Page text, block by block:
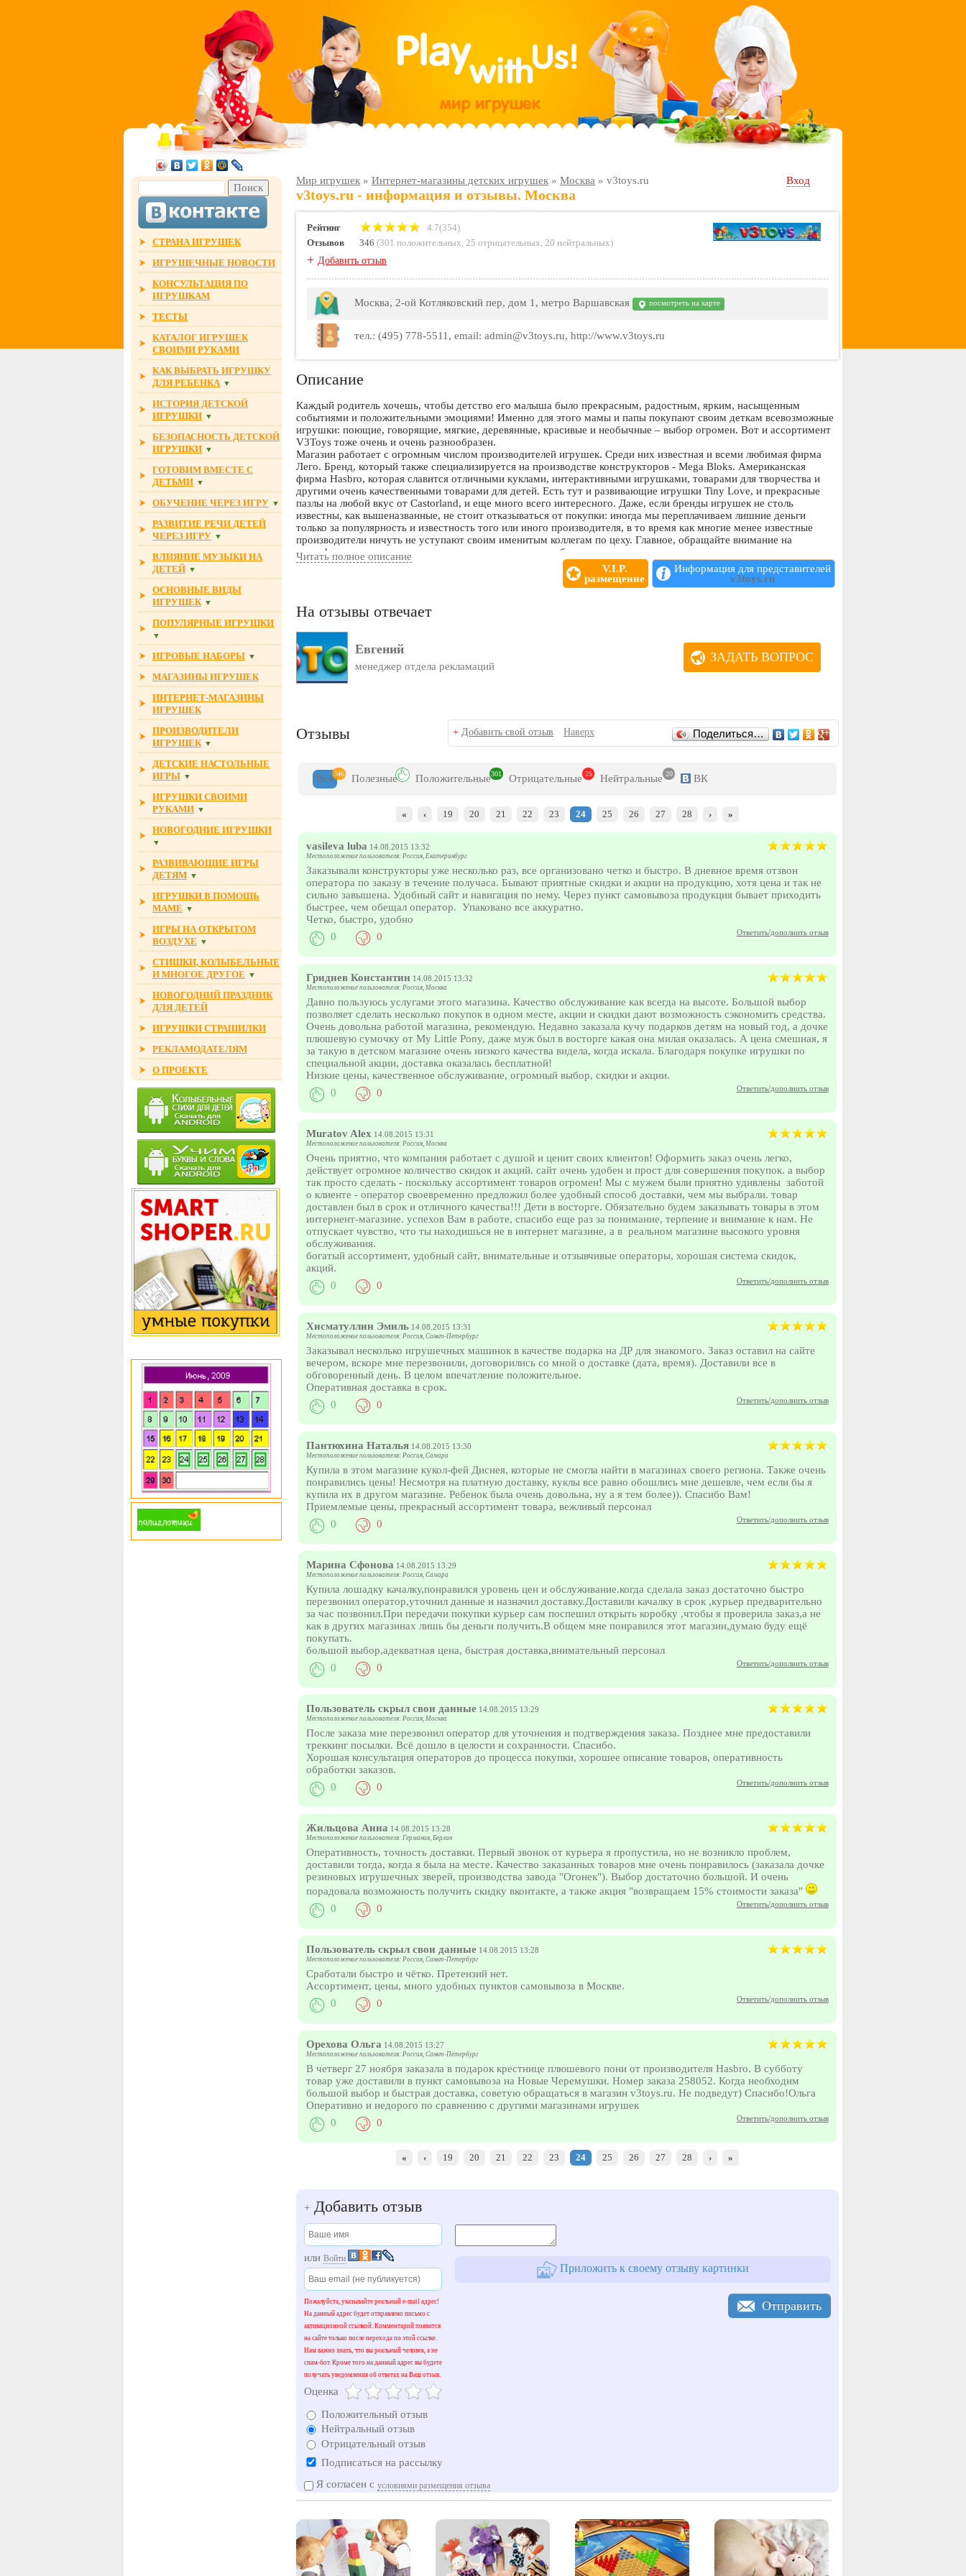
СТРАНА ИГРУШЕК
ИГРУШЕЧНЫЕ НОВОСТИ
КОНСУЛЬТАЦИЯ ПО
ИГРУШКАМ
ТЕСТЫ
КАТАЛОГ ИГРУШЕК
СВОИМИ РУКАМИ
КАК ВЫБРАТЬ ИГРУШКУ
ДЛЯ РЕБЕНКА ▼
ИСТОРИЯ ДЕТСКОЙ
ИГРУШКИ ▼
БЕЗОПАСНОСТЬ ДЕТСКОЙ
ИГРУШКИ ▼
ГОТОВИМ ВМЕСТЕ С
ДЕТЬМИ ▼
ОБУЧЕНИЕ ЧЕРЕЗ ИГРУ ▼
РАЗВИТИЕ РЕЧИ ДЕТЕЙ
ЧЕРЕЗ ИГРУ ▼
ВЛИЯНИЕ МУЗЫКИ НА
ДЕТЕЙ ▼
ОСНОВНЫЕ ВИДЫ
ИГРУШЕК ▼
ПОПУЛЯРНЫЕ ИГРУШКИ
▼
ИГРОВЫЕ НАБОРЫ ▼
МАГАЗИНЫ ИГРУШЕК
ИНТЕРНЕТ-МАГАЗИНЫ
ИГРУШЕК
ПРОИЗВОДИТЕЛИ
ИГРУШЕК ▼
ДЕТСКИЕ НАСТОЛЬНЫЕ
ИГРЫ ▼
ИГРУШКИ СВОИМИ
РУКАМИ ▼
НОВОГОДНИЕ ИГРУШКИ
▼
РАЗВИВАЮЩИЕ ИГРЫ
ДЕТЯМ ▼
ИГРУШКИ В ПОМОЩЬ
МАМЕ ▼
ИГРЫ НА ОТКРЫТОМ
ВОЗДУХЕ ▼
СТИШКИ, КОЛЫБЕЛЬНЫЕ
И МНОГОЕ ДРУГОЕ ▼
НОВОГОДНИЙ ПРАЗДНИК
ДЛЯ ДЕТЕЙ
ИГРУШКИ СТРАШИЛКИ
РЕКЛАМОДАТЕЛЯМ
О ПРОЕКТЕ
Мир игрушек » Интернет-магазины детских игрушек » Москва » v3toys.ru Вход
v3toys.ru - информация и отзывы. Москва
Рейтинг
4.7(354)
Отзывов
346 (301 положительных, 25 отрицательных, 20 нейтральных)
+ Добавить отзыв
Москва, 2-ой Котляковский пер, дом 1, метро Варшавская посмотреть на карте
тел.: (495) 778-5511, email: admin@v3toys.ru, http://www.v3toys.ru
Описание
Каждый родитель хочешь, чтобы детство его малыша было прекрасным, радостным, ярким, насыщенным
событиями и положительными эмоциями! Именно для этого мамы и папы покупают своим деткам всевозможные
игрушки: поющие, говорящие, мягкие, деревянные, красивые и необычные – выбор огромен. Вот и ассортимент
V3Toys тоже очень и очень разнообразен.
Магазин работает с огромным числом производителей игрушек. Среди них известная и всеми любимая фирма
Лего. Бренд, который также специализируется на производстве конструкторов - Mega Bloks. Американская
фирма Hasbro, которая славится отличными куклами, интерактивными игрушками, товарами для творчества и
другими очень качественными товарами для детей. Есть тут и развивающие игрушки Tiny Love, и прекрасные
пазлы на любой вкус от Castorland, и еще много всего интересного. Даже, если бренды игрушек не столь
известны, как вышеназванные, не стоит отказываться от покупки: иногда мы переплачиваем лишние деньги
только за популярность и известность того или иного производителя, в то время как многие менее известные
производители ничуть не уступают своим именитым коллегам по цеху. Главное, обращайте внимание на
сертификаты качества покупаемого товара, и тогда все будет в порядке.
В магазине очень часто проходят акции, особенно в преддверии праздников и значимых событий, старайтесь
следить за ними, ведь они помогу значительно сэкономить.
Магазин предоставляет покупателям возможность забрать товар самостоятельно или воспользоваться доставкой.
возникают сложности. Всегда уточняйте время доставки товара, учитывайте, что перед праздниками может
Читать полное описание
V.I.P.
размещение
Информация для представителей
v3toys.ru
На отзывы отвечает
Евгений
менеджер отдела рекламаций
ЗАДАТЬ ВОПРОС
Отзывы + Добавить свой отзыв Наверх Поделиться…
Все346 Полезные Положительные301 Отрицательные 25 Нейтральные 20 ВК
« ‹ 19 20 21 22 23 24 25 26 27 28 › »
vasileva luba 14.08.2015 13:32
Местоположение пользователя: Россия, Екатеринбург
Заказывали конструкторы уже несколько раз, все организовано четко и быстро. В дневное время отзвон
оператора по заказу в течение получаса. Бывают приятные скидки и акции на продукцию, хотя цена и так не
сильно завышена. Удобный сайт и навигация по нему. Через пункт самовывоза продукция бывает приходить
быстрее, чем обещал оператор. Упаковано все аккуратно.
Четко, быстро, удобно
Ответить/дополнить отзыв
0 0
Гриднев Константин 14.08.2015 13:32
Местоположение пользователя: Россия, Москва
Давно пользуюсь услугами этого магазина. Качество обслуживание как всегда на высоте. Большой выбор
позволяет сделать несколько покупок в одном месте, акции и скидки дают возможность сэкономить средства.
Очень довольна работой магазина, рекомендую. Недавно заказала кучу подарков детям на новый год, а дочке
плюшевую сумочку от My Little Pony, даже муж был в восторге какая она милая оказалась. А цена смешная, я
за такую в детском магазине очень низкого качества видела, когда искала. Благодаря покупке игрушки по
специальной акции, доставка оказалась бесплатной!
Низкие цены, качественное обслуживание, огромный выбор, скидки и акции.
Ответить/дополнить отзыв
0 0
Muratov Alex 14.08.2015 13:31
Местоположение пользователя: Россия, Москва
Очень приятно, что компания работает с душой и ценит своих клиентов! Оформить заказ очень легко,
действует огромное количество скидок и акций. сайт очень удобен и прост для совершения покупок. а выбор
так просто сделать - поскольку ассортимент товаров огромен! Мы с мужем были приятно удивлены заботой
о клиенте - оператор своевременно предложил более удобный способ доставки, чем мы выбрали. товар
доставлен был в срок и отличного качества!!! Дети в восторге. Обязательно будем заказывать товары в этом
интернент-магазине. успехов Вам в работе, спасибо еще раз за понимание, терпение и внимание к нам. Не
отпускает чувство, что ты находишься не в интернет магазине, а в реальном магазине высокого уровня
обслуживания.
богатый ассортимент, удобный сайт, внимательные и отзывчивые операторы, хорошая система скидок,
акций.
Ответить/дополнить отзыв
0 0
Хисматуллин Эмиль 14.08.2015 13:31
Местоположение пользователя: Россия, Санкт-Петербург
Заказывал несколько игрушечных машинок в качестве подарка на ДР для знакомого. Заказ оставил на сайте
вечером, вскоре мне перезвонили, договорились со мной о доставке (дата, время). Доставили все в
обговоренный день. В целом впечатление положительное.
Оперативная доставка в срок.
Ответить/дополнить отзыв
0 0
Пантюхина Наталья 14.08.2015 13:30
Местоположение пользователя: Россия, Самара
Купила в этом магазине кукол-фей Диснея, которые не смогла найти в магазинах своего региона. Также очень
понравились цены! Несмотря на платную доставку, куклы все равно обошлись мне дешевле, чем если бы я
купила их в другом магазине. Ребенок была очень довольна, ну а я тем более)). Спасибо Вам!
Приемлемые цены, прекрасный ассортимент товара, вежливый персонал
Ответить/дополнить отзыв
0 0
Марина Сфонова 14.08.2015 13:29
Местоположение пользователя: Россия, Самара
Купила лошадку качалку,понравился уровень цен и обслуживание.когда сделала заказ достаточно быстро
перезвонил оператор,уточнил данные и назначил доставку.Доставили качалку в срок ,курьер предварительно
за час позвонил.При передачи покупки курьер сам поспешил открыть коробку ,чтобы я проверила заказ,а не
как в других магазинах лишь бы деньги получить.В общем мне понравился этот магазин,думаю буду ещё
покупать.
большой выбор,адекватная цена, быстрая доставка,внимательный персонал
Ответить/дополнить отзыв
0 0
Пользователь скрыл свои данные 14.08.2015 13:29
Местоположение пользователя: Россия, Москва
После заказа мне перезвонил оператор для уточнения и подтверждения заказа. Позднее мне предоставили
треккинг посылки. Всё дошло в целости и сохранности. Спасибо.
Хорошая консультация операторов до процесса покупки, хорошее описание товаров, оперативность
обработки заказов.
Ответить/дополнить отзыв
0 0
Жильцова Анна 14.08.2015 13:28
Местоположение пользователя: Германия, Берлин
Оперативность, точность доставки. Первый звонок от курьера я пропустила, но не возникло проблем,
доставили тогда, когда я была на месте. Качество заказанных товаров мне очень понравилось (заказала дочке
резиновых игрушечных зверей, производства завода "Огонек"). Выбор достаточно большой. И очень
порадовала возможность получить скидку вконтакте, а также акция "возвращаем 15% стоимости заказа"
Ответить/дополнить отзыв
0 0
Пользователь скрыл свои данные 14.08.2015 13:28
Местоположение пользователя: Россия, Санкт-Петербург
Сработали быстро и чётко. Претензий нет.
Ассортимент, цены, много удобных пунктов самовывоза в Москве.
Ответить/дополнить отзыв
0 0
Орехова Ольга 14.08.2015 13:27
Местоположение пользователя: Россия, Санкт-Петербург
В четверг 27 ноября заказала в подарок крестнице плюшевого пони от производителя Hasbro. В субботу
товар уже доставили в пункт самовывоза на Новые Черемушки. Номер заказа 258052. Когда необходим
большой выбор и быстрая доставка, советую обращаться в магазин v3toys.ru. Не подведут) Спасибо!Ольга
Оперативно и недорого по сравнению с другими магазинами игрушек
Ответить/дополнить отзыв
0 0
« ‹ 19 20 21 22 23 24 25 26 27 28 › »
+ Добавить отзыв
или Войти
Пожалуйста, указывайте реальный e-mail адрес!
На данный адрес будет отправлено письмо с
активационной ссылкой. Комментарий появится
на сайте только после перехода по этой ссылке.
Нам важно знать, что вы реальный человек, а не
спам-бот. Кроме того на данный адрес вы будете
получать уведомления об ответах на Ваш отзыв.
Оценка
Положительный отзыв
Нейтральный отзыв
Отрицательный отзыв
Подписаться на рассылку
Приложить к своему отзыву картинки
Я согласен с условиями размещения отзыва
Отправить